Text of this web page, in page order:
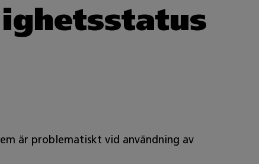
är problematiskt vid användning av